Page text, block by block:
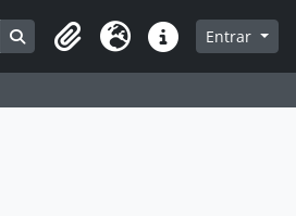
Busque na página de navegação
Clipboard
Idioma Atalhos Entrar